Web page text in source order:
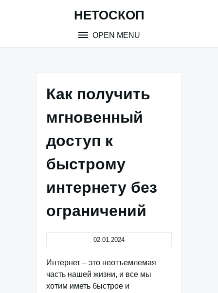
НЕТОСКОП
OPEN MENU
Как получить
мгновенный
доступ к
быстрому
интернету без
ограничений
02.01.2024
Интернет – это неотъемлемая
часть нашей жизни, и все мы
хотим иметь быстрое и